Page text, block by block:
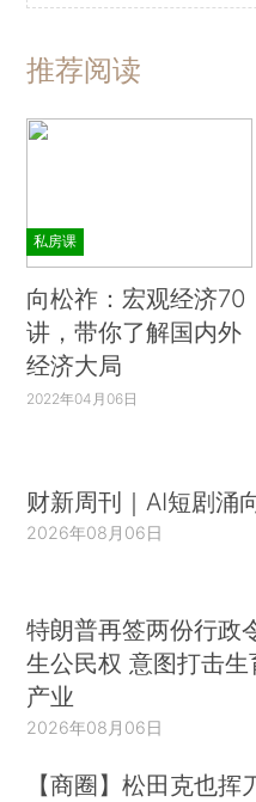
推荐阅读
私房课
向松祚：宏观经济70
讲，带你了解国内外
经济大局
2022年04月06日
财新周刊｜AI短剧涌
2026年08月06日
特朗普再签两份行政
生公民权 意图打击生
产业
2026年08月06日
【商圈】松田克也挥